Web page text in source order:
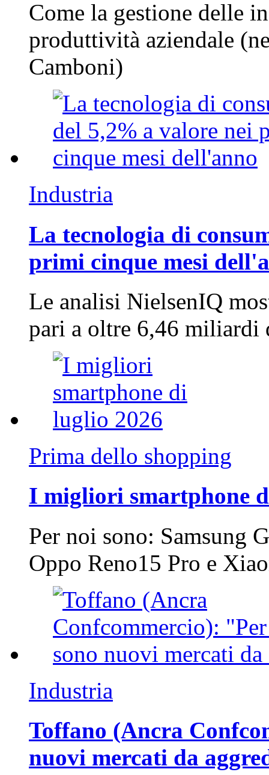
Come la gestione delle
produttività aziendale
Camboni)
Industria
La tecnologia di
primi cinque mesi
Le analisi NielsenIQ
pari a oltre 6,46
Prima dello shopping
I migliori smartphone
Per noi sono: Samsung
Oppo Reno15 Pro e
Industria
Toffano (Ancra
nuovi mercati da